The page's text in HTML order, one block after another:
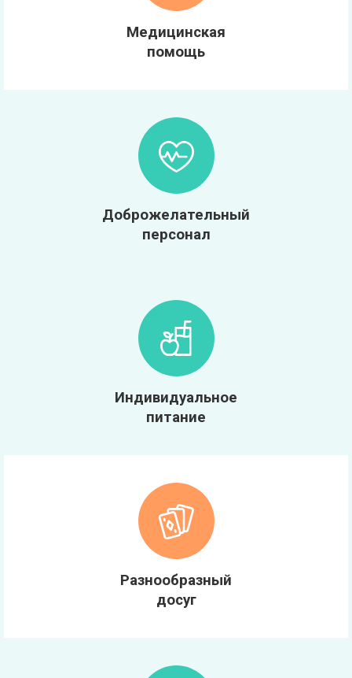
Медицинская
помощь
Доброжелательный
персонал
Индивидуальное
питание
Разнообразный
досуг